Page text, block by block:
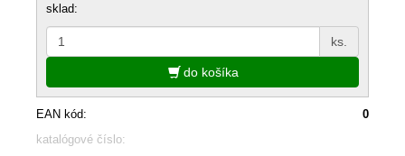
sklad:
ks.
do košíka
EAN kód:
0
katalógové číslo: